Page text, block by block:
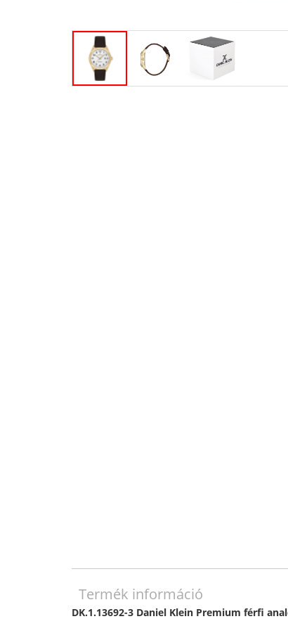
Termék információ
DK.1.13692-3 Daniel Klein Premium férfi